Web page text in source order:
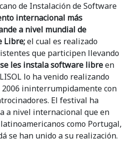
de Instalación de Software
internacional más
a nivel mundial de
Libre;el cual es realizado
que participen llevando
se les instala software libreen
lo ha venido realizando
2006 ininterrumpidamente con
El festival ha
a nivel internacional que en
como Portugal,
se han unido a su realización.